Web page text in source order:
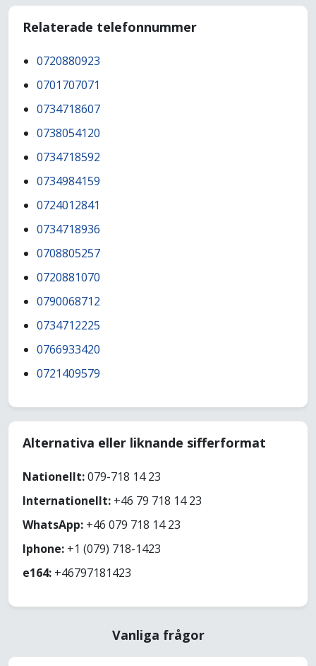
Relaterade telefonnummer
0720880923
0701707071
0734718607
0738054120
0734718592
0734984159
0724012841
0734718936
0708805257
0720881070
0790068712
0734712225
0766933420
0721409579
Alternativa eller liknande sifferformat
Nationellt:079-718 14 23
Internationellt: +46 79 718 14 23
WhatsApp: +46 079 718 14 23
Iphone: +1 (079) 718-1423
e164: +46797181423
Vanliga frågor